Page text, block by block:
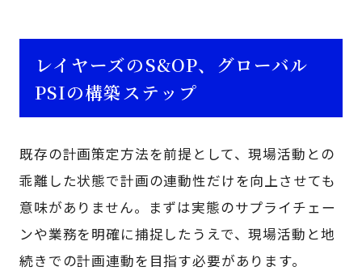
レイヤーズのS&OP、グローバル
PSIの構築ステップ
既存の計画策定方法を前提として、現場活動との
乖離した状態で計画の連動性だけを向上させても
意味がありません。まずは実態のサプライチェー
ンや業務を明確に捕捉したうえで、現場活動と地
続きでの計画連動を目指す必要があります。